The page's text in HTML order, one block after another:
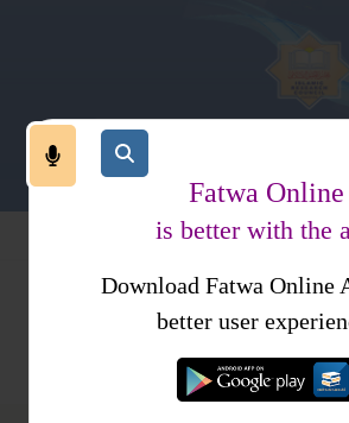
کتب فتاوی
فتاویٰ اصحاب الحدیث جلد 3
Fatwa Online
is better with the
Download Fatwa Online
better user